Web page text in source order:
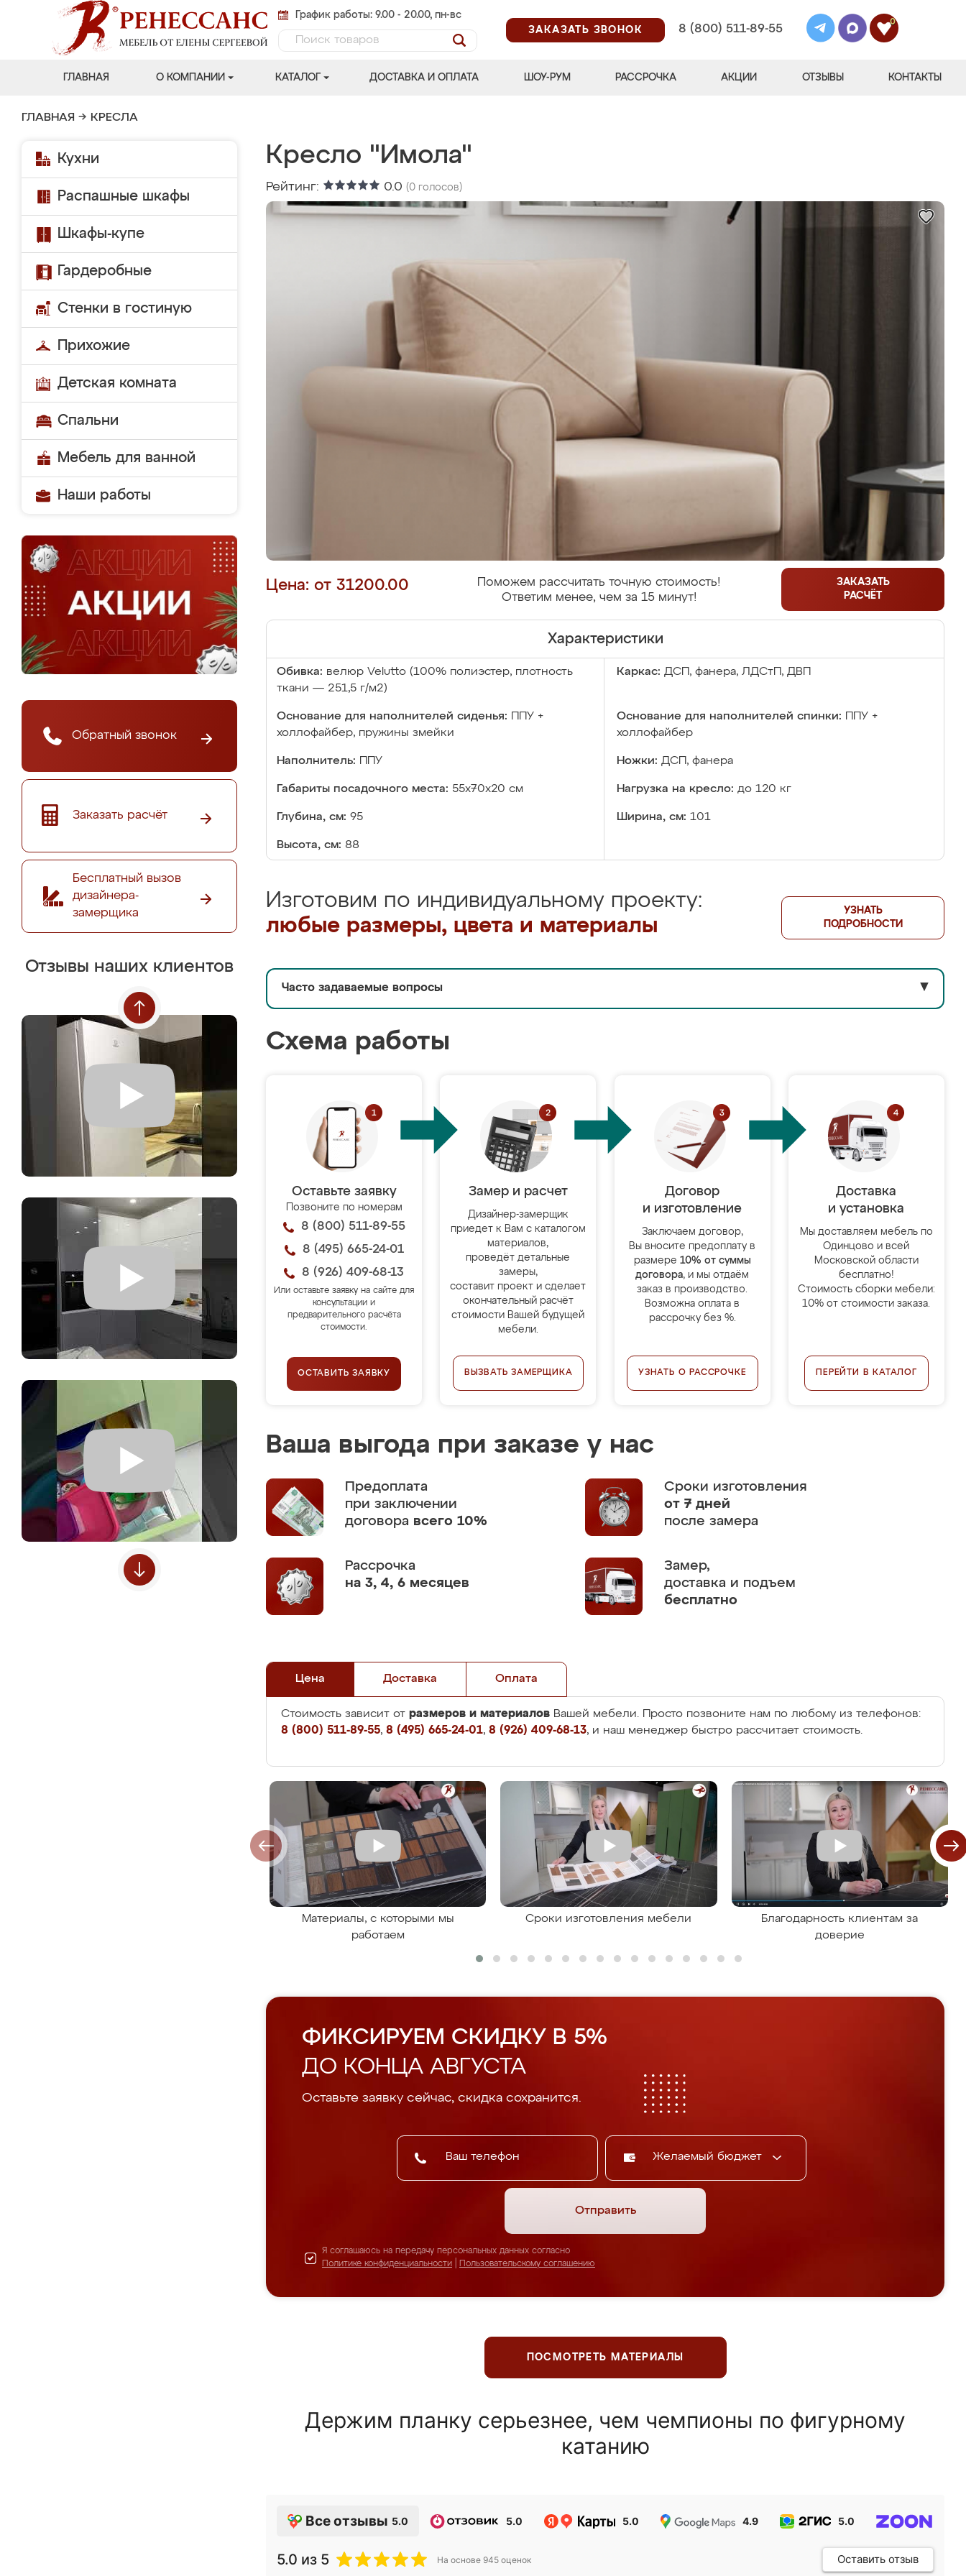
График работы: 9.00 - 20.00, пн-вс
ЗАКАЗАТЬ ЗВОНОК
8 (800) 511-89-55
0
ГЛАВНАЯ О КОМПАНИИ КАТАЛОГ ДОСТАВКА И ОПЛАТА ШОУ-РУМ РАССРОЧКА АКЦИИ ОТЗЫВЫ КОНТАКТЫ
ГЛАВНАЯ → КРЕСЛА
Кухни
Распашные шкафы
Шкафы-купе
Гардеробные
Стенки в гостиную
Прихожие
Детская комната
Спальни
Мебель для ванной
Наши работы
Обратный звонок
Заказать расчёт
Бесплатный вызов
дизайнера-
замерщика
Отзывы наших клиентов
Кресло "Имола"
Рейтинг: 0.0 (0 голосов)
Цена: от 31200.00
Поможем рассчитать точную стоимость!
Ответим менее, чем за 15 минут!
ЗАКАЗАТЬ
РАСЧЁТ
Характеристики
Обивка: велюр Velutto (100% полиэстер, плотность
ткани — 251,5 г/м2)
Каркас: ДСП, фанера, ЛДСтП, ДВП
Основание для наполнителей сиденья:
ППУ +
холлофайбер, пружины змейки
Основание для наполнителей спинки:
ППУ +
холлофайбер
Наполнитель: ППУ Ножки: ДСП, фанера
Габариты посадочного места: 55х70х20 см Нагрузка на кресло: до 120 кг
Глубина, см: 95 Ширина, см: 101
Высота, см: 88
Изготовим по индивидуальному проекту:
любые размеры, цвета и материалы
УЗНАТЬ
ПОДРОБНОСТИ
Часто задаваемые вопросы ▼
Схема работы
Оставьте заявку
Позвоните по номерам
8 (800) 511-89-55
8 (495) 665-24-01
8 (926) 409-68-13
Или оставьте заявку на сайте для
консультации и
предварительного расчёта
стоимости.
ОСТАВИТЬ ЗАЯВКУ
Замер и расчет
Дизайнер-замерщик
приедет к Вам с каталогом
материалов,
проведёт детальные
замеры,
составит проект и сделает
окончательный расчёт
стоимости Вашей будущей
мебели.
ВЫЗВАТЬ ЗАМЕРЩИКА
Договор
и изготовление
Заключаем договор,
Вы вносите предоплату в
размере 10% от суммы
договора, и мы отдаём
заказ в производство.
Возможна оплата в
рассрочку без %.
УЗНАТЬ О РАССРОЧКЕ
Доставка
и установка
Мы доставляем мебель по
Одинцово и всей
Московской области
бесплатно!
Стоимость сборки мебели:
10% от стоимости заказа.
ПЕРЕЙТИ В КАТАЛОГ
Ваша выгода при заказе у нас
Предоплата
при заключении
договора всего 10%
Сроки изготовления
от 7 дней
после замера
Рассрочка
на 3, 4, 6 месяцев
Замер,
доставка и подъем
бесплатно
Цена Доставка Оплата
Стоимость зависит от размеров и материалов Вашей мебели. Просто позвоните нам по любому из телефонов:
8 (800) 511-89-55, 8 (495) 665-24-01, 8 (926) 409-68-13, и наш менеджер быстро рассчитает стоимость.
Материалы, с которыми мы
работаем
Сроки изготовления мебели
Благодарность клиентам за
доверие
ФИКСИРУЕМ СКИДКУ В 5%
ДО КОНЦА АВГУСТА
Оставьте заявку сейчас, скидка сохранится.
Желаемый бюджет
Отправить
Я соглашаюсь на передачу персональных данных согласно
Политике конфиденциальности
Пользовательскому соглашению
ПОСМОТРЕТЬ МАТЕРИАЛЫ
Держим планку серьезнее, чем чемпионы по фигурному
катанию
Все отзывы 5.0 5.0 5.0 4.9 5.0
5.0 из 5 На основе 945 оценок Оставить отзыв